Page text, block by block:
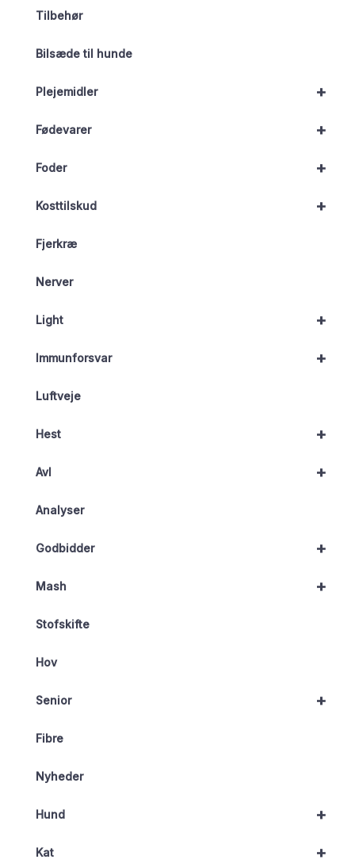
Tilbehør
Bilsæde til hunde
+
Plejemidler
+
Fødevarer
+
Foder
+
Kosttilskud
Fjerkræ
Nerver
+
Light
+
Immunforsvar
Luftveje
+
Hest
+
Avl
Analyser
+
Godbidder
+
Mash
Stofskifte
Hov
+
Senior
Fibre
Nyheder
+
Hund
+
Kat